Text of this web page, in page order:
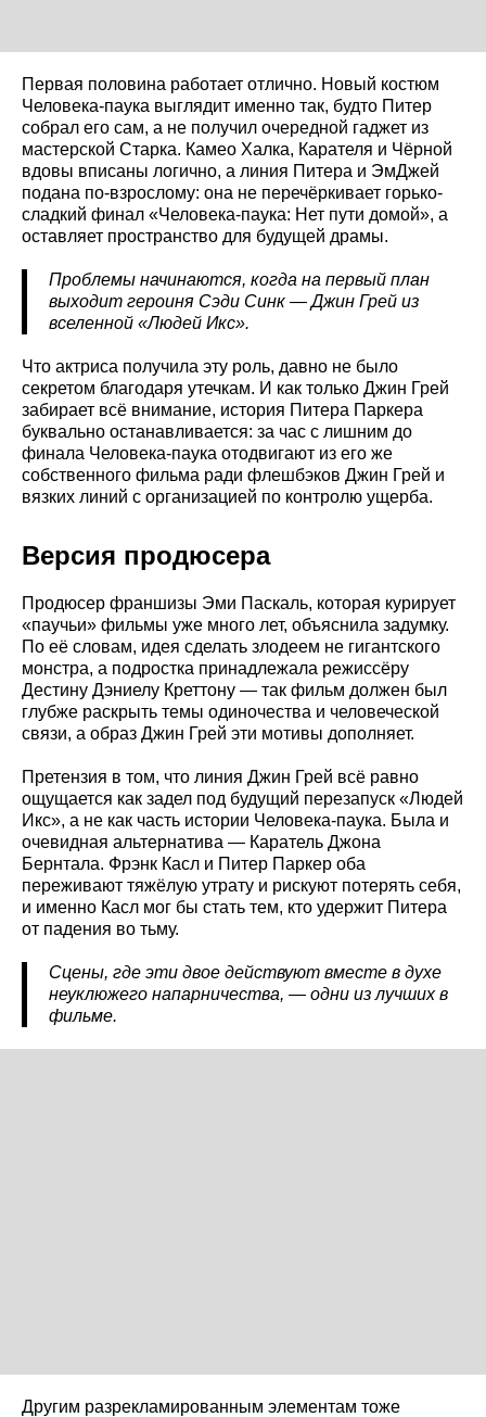
Первая половина работает отлично. Новый костюм
Человека-паука выглядит именно так, будто Питер
собрал его сам, а не получил очередной гаджет из
мастерской Старка. Камео Халка, Карателя и Чёрной
вдовы вписаны логично, а линия Питера и ЭмДжей
подана по-взрослому: она не перечёркивает горько-
сладкий финал «Человека-паука: Нет пути домой», а
оставляет пространство для будущей драмы.
Проблемы начинаются, когда на первый план
выходит героиня Сэди Синк — Джин Грей из
вселенной «Людей Икс».
Что актриса получила эту роль, давно не было
секретом благодаря утечкам. И как только Джин Грей
забирает всё внимание, история Питера Паркера
буквально останавливается: за час с лишним до
финала Человека-паука отодвигают из его же
собственного фильма ради флешбэков Джин Грей и
вязких линий с организацией по контролю ущерба.
Версия продюсера
Продюсер франшизы Эми Паскаль, которая курирует
«паучьи» фильмы уже много лет, объяснила задумку.
По её словам, идея сделать злодеем не гигантского
монстра, а подростка принадлежала режиссёру
Дестину Дэниелу Креттону — так фильм должен был
глубже раскрыть темы одиночества и человеческой
связи, а образ Джин Грей эти мотивы дополняет.
Претензия в том, что линия Джин Грей всё равно
ощущается как задел под будущий перезапуск «Людей
Икс», а не как часть истории Человека-паука. Была и
очевидная альтернатива — Каратель Джона
Бернтала. Фрэнк Касл и Питер Паркер оба
переживают тяжёлую утрату и рискуют потерять себя,
и именно Касл мог бы стать тем, кто удержит Питера
от падения во тьму.
Сцены, где эти двое действуют вместе в духе
неуклюжего напарничества, — одни из лучших в
фильме.
Другим разрекламированным элементам тоже